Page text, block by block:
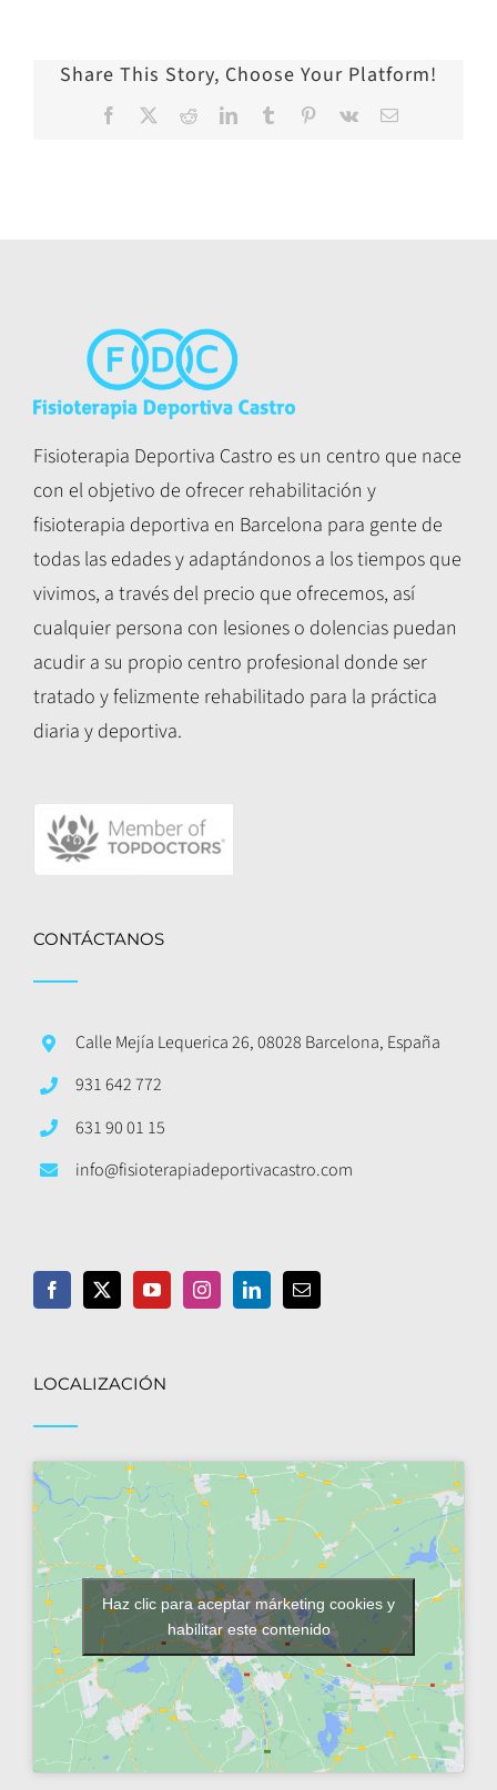
Share This Story, Choose Your Platform!
Facebook RedditLinkedInTumblr Pinterest
Vk
Correo
Fisioterapia Deportiva Castro es un centro que nace
con el objetivo de ofrecer rehabilitación y
fisioterapia deportiva en Barcelona para gente de
todas las edades y adaptándonos a los tiempos que
vivimos, a través del precio que ofrecemos, así
cualquier persona con lesiones o dolencias puedan
acudir a su propio centro profesional donde ser
tratado y felizmente rehabilitado para la práctica
diaria y deportiva.
CONTÁCTANOS
Calle Mejía Lequerica 26, 08028 Barcelona, España
931 642 772
631 90 01 15
info@fisioterapiadeportivacastro.com
LOCALIZACIÓN
Haz clic para aceptar márketing cookies y
habilitar este contenido